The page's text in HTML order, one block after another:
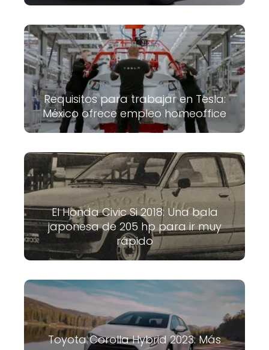
Requisitos para trabajar en Tesla:
México ofrece empleo homeoffice
El Honda Civic Si 2018: Una bala
japonesa de 205 hp para ir muy
rápido
Toyota Corolla Hybrid 2023: Más